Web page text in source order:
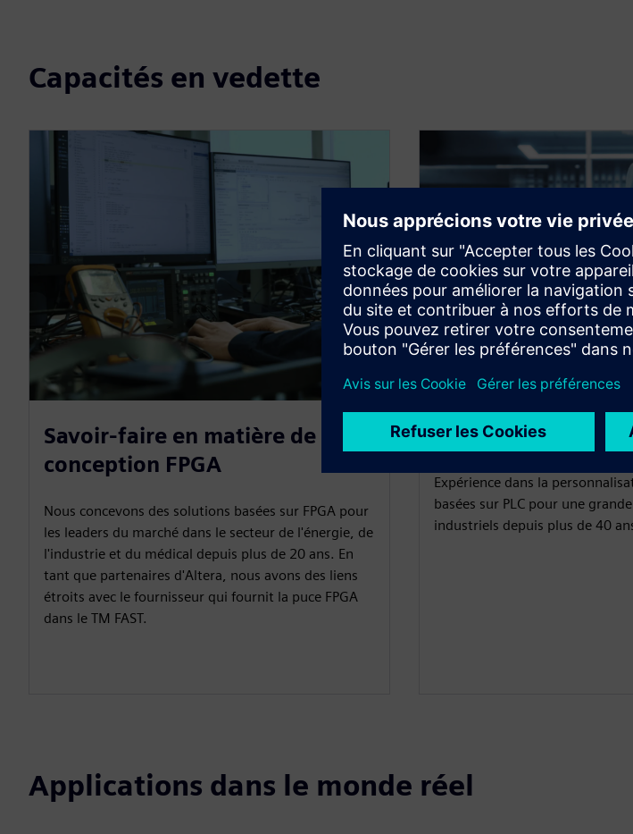
Capacités en vedette
Savoir-faire en matière de
conception FPGA
Nous concevons des solutions basées sur FPGA pour
les leaders du marché dans le secteur de l'énergie, de
l'industrie et du médical depuis plus de 20 ans. En
tant que partenaires d'Altera, nous avons des liens
étroits avec le fournisseur qui fournit la puce FPGA
dans le TM FAST.
Savoir-faire PLC
Expérience dans la
basées sur PLC pour une
industriels depuis plus de 40
Applications dans le monde réel